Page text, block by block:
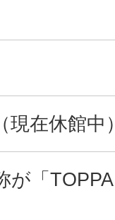
現在休館中
が「